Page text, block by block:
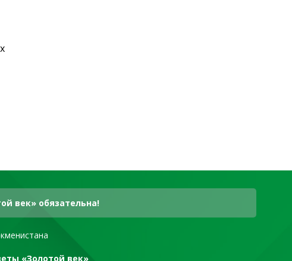
век» обязательна!
«Золотой век»